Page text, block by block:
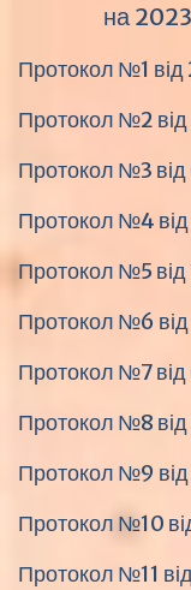
на
Протокол №1
Протокол №2
Протокол №3
Протокол №4
Протокол №5
Протокол №6
Протокол №7
Протокол №8
Протокол №9
Протокол №10
Протокол №11